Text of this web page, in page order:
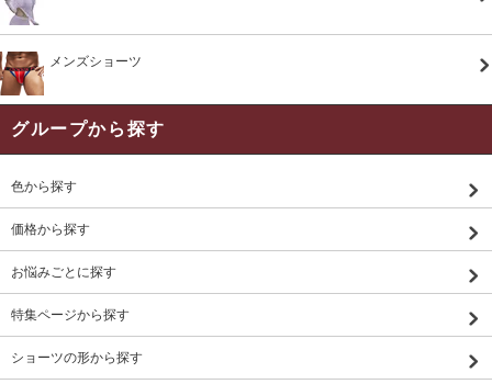
メンズショーツ
グループから探す
色から探す
価格から探す
お悩みごとに探す
特集ページから探す
ショーツの形から探す